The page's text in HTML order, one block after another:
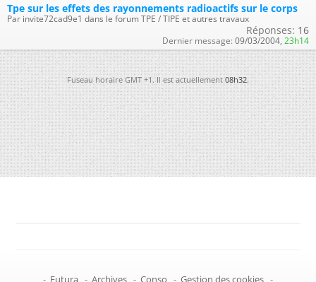
Tpe sur les effets des rayonnements radioactifs sur le corps
Par invite72cad9e1 dans le forum TPE / TIPE et autres travaux
Réponses: 16
Dernier message: 09/03/2004, 23h14
Fuseau horaire GMT +1. Il est actuellement08h32.
- Futura - Archives - Conso - Gestion des cookies -